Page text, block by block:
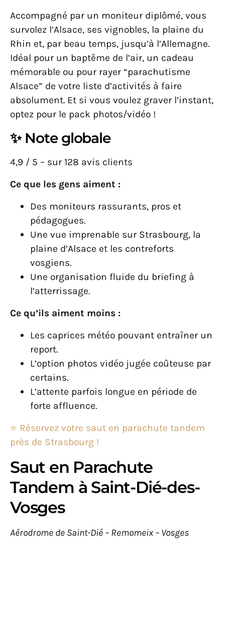
Accompagné par un moniteur diplômé, vous
survolez l’Alsace, ses vignobles, la plaine du
Rhin et, par beau temps, jusqu’à l’Allemagne.
Idéal pour un baptême de l’air, un cadeau
mémorable ou pour rayer “parachutisme
Alsace” de votre liste d’activités à faire
absolument. Et si vous voulez graver l’instant,
optez pour le pack photos/vidéo !
✨ Note globale
4,9 / 5 – sur 128 avis clients
Ce que les gens aiment :
Des moniteurs rassurants, pros et
pédagogues.
Une vue imprenable sur Strasbourg, la
plaine d’Alsace et les contreforts
vosgiens.
Une organisation fluide du briefing à
l’atterrissage.
Ce qu’ils aiment moins :
Les caprices météo pouvant entraîner un
report.
L’option photos vidéo jugée coûteuse par
certains.
L’attente parfois longue en période de
forte affluence.
⭐ Réservez votre saut en parachute tandem
près de Strasbourg !
Saut en Parachute
Tandem à Saint-Dié-des-
Vosges
Aérodrome de Saint-Dié – Remomeix – Vosges